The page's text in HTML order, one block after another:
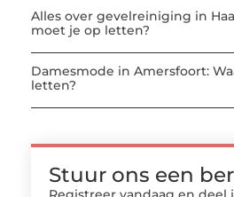
Alles over gevelreiniging in
moet je op letten?
Damesmode in Amersfoort:
letten?
Stuur ons een